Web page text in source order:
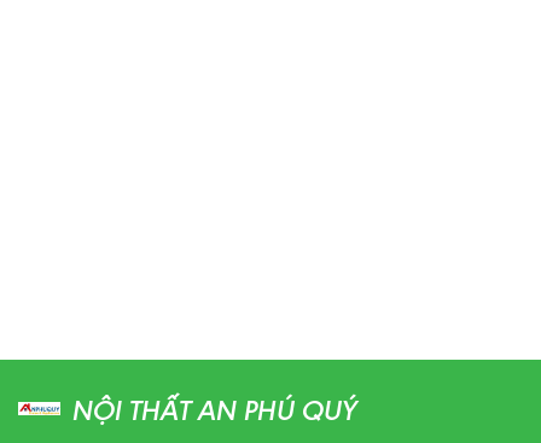
NỘI THẤT AN PHÚ QUÝ